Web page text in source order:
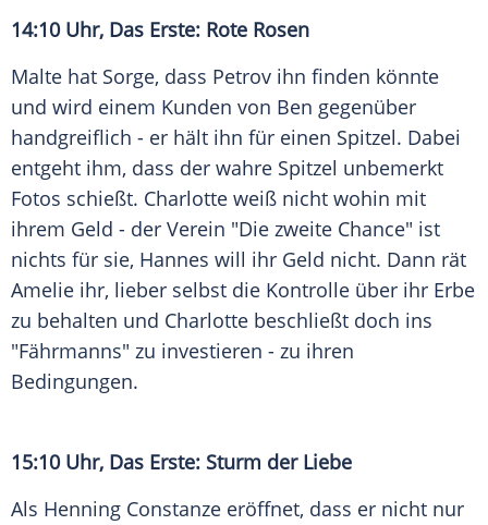
14:10 Uhr, Das Erste: Rote Rosen
Malte hat Sorge, dass Petrov ihn finden könnte
und wird einem Kunden von Ben gegenüber
handgreiflich - er hält ihn für einen Spitzel. Dabei
entgeht ihm, dass der wahre Spitzel unbemerkt
Fotos schießt. Charlotte weiß nicht wohin mit
ihrem Geld - der Verein "Die zweite Chance" ist
nichts für sie, Hannes will ihr Geld nicht. Dann rät
Amelie ihr, lieber selbst die Kontrolle über ihr Erbe
zu behalten und Charlotte beschließt doch ins
"Fährmanns" zu investieren - zu ihren
Bedingungen.
15:10 Uhr, Das Erste: Sturm der Liebe
Als Henning Constanze eröffnet, dass er nicht nur